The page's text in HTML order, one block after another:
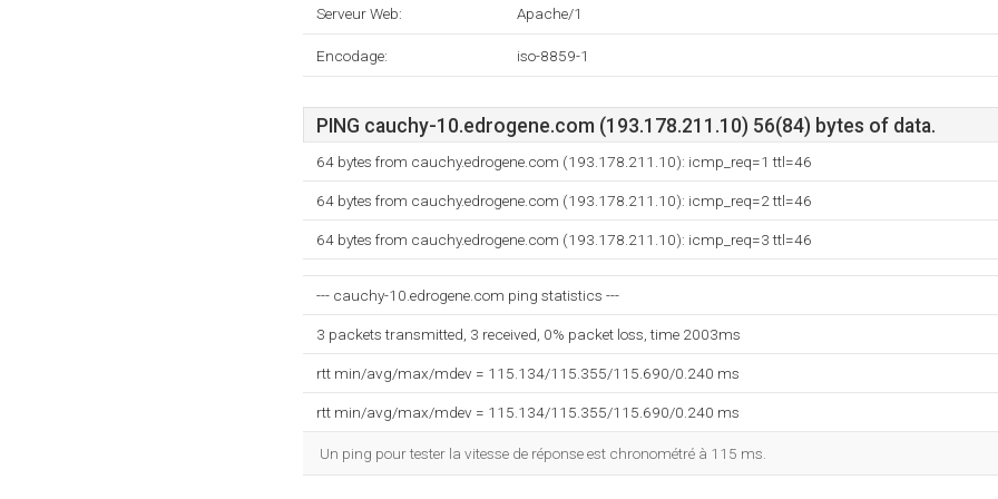
Serveur Web: Apache/1
Encodage: iso-8859-1
PING cauchy-10.edrogene.com (193.178.211.10) 56(84) bytes of data.
64 bytes from cauchy.edrogene.com (193.178.211.10): icmp_req=1 ttl=46
64 bytes from cauchy.edrogene.com (193.178.211.10): icmp_req=2 ttl=46
64 bytes from cauchy.edrogene.com (193.178.211.10): icmp_req=3 ttl=46
--- cauchy-10.edrogene.com ping statistics ---
3 packets transmitted, 3 received, 0% packet loss, time 2003ms
rtt min/avg/max/mdev = 115.134/115.355/115.690/0.240 ms
rtt min/avg/max/mdev = 115.134/115.355/115.690/0.240 ms
Un ping pour tester la vitesse de réponse est chronométré à 115 ms.